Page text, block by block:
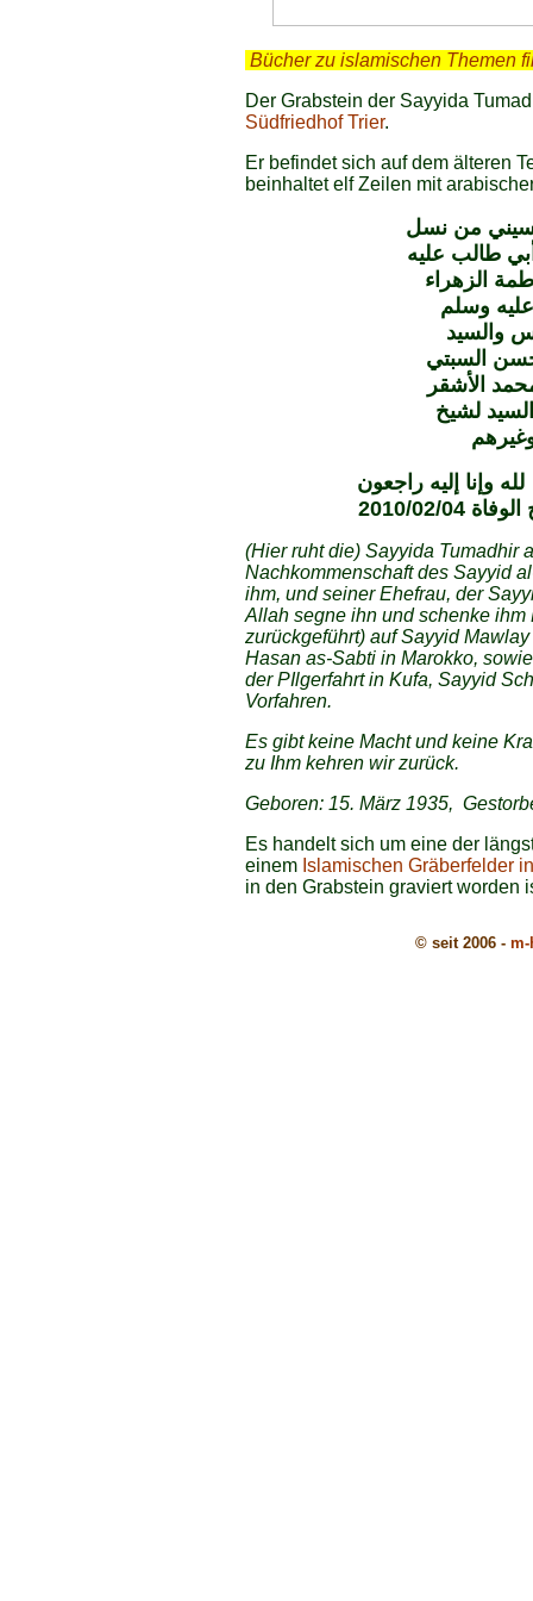
Bücher zu islamischen Themen
Der Grabstein der Sayyida
Südfriedhof Trier.
Er befindet sich auf dem älteren
beinhaltet elf Zeilen mit
من نسل
طالب عليه
الزهراء
وسلم
والسيد
السبتي
الأشقر
لشيخ
إليه راجعون
(Hier ruht die) Sayyida Tumadhir
Nachkommenschaft des Sayyid
ihm, und seiner Ehefrau, der
Allah segne ihn und schenke ihm
zurückgeführt) auf Sayyid
Hasan as-Sabti in Marokko,
der PIlgerfahrt in Kufa, Sayyid
Vorfahren.
Es gibt keine Macht und keine
zu Ihm kehren wir zurück.
Geboren: 15. März 1935,
Es handelt sich um eine der
einem Islamischen Gräberfelder
in den Grabstein graviert worden
© seit 2006 - m-